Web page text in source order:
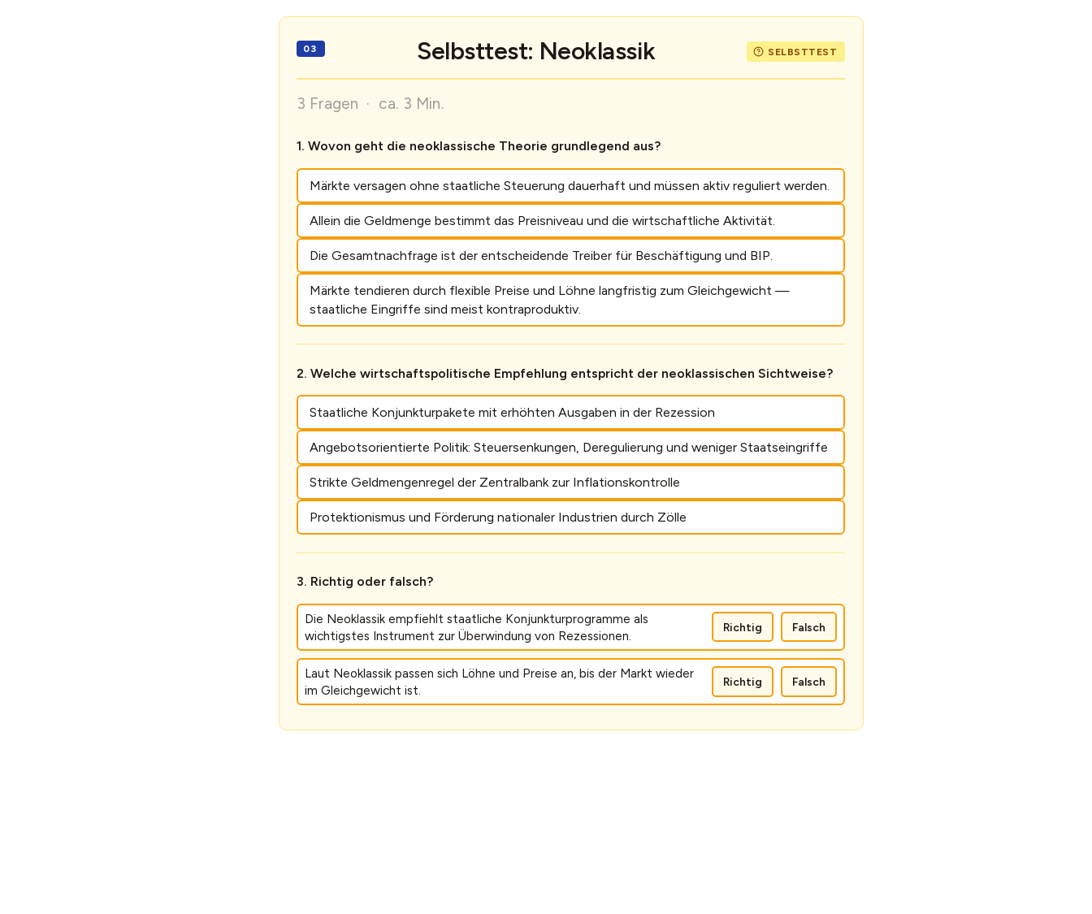
Selbsttest: Neoklassik
3 Fragen · ca. 3 Min.
Wovon geht die neoklassische Theorie grundlegend aus?
Märkte versagen ohne staatliche Steuerung dauerhaft und müssen aktiv reguliert werden.
Allein die Geldmenge bestimmt das Preisniveau und die wirtschaftliche Aktivität.
Die Gesamtnachfrage ist der entscheidende Treiber für Beschäftigung und BIP.
Märkte tendieren durch flexible Preise und Löhne langfristig zum Gleichgewicht —
staatliche Eingriffe sind meist kontraproduktiv.
Welche wirtschaftspolitische Empfehlung entspricht der neoklassischen Sichtweise?
Staatliche Konjunkturpakete mit erhöhten Ausgaben in der Rezession
Angebotsorientierte Politik: Steuersenkungen, Deregulierung und weniger Staatseingriffe
Strikte Geldmengenregel der Zentralbank zur Inflationskontrolle
Protektionismus und Förderung nationaler Industrien durch Zölle
Richtig oder falsch?
Die Neoklassik empfiehlt staatliche Konjunkturprogramme als
wichtigstes Instrument zur Überwindung von Rezessionen.
Richtig Falsch
Laut Neoklassik passen sich Löhne und Preise an, bis der Markt wieder
im Gleichgewicht ist.
Richtig Falsch